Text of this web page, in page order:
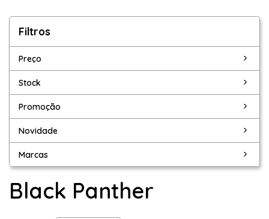
Filtros
Filtros
Preço
Stock
Promoção
Novidade
Marcas
Black Panther